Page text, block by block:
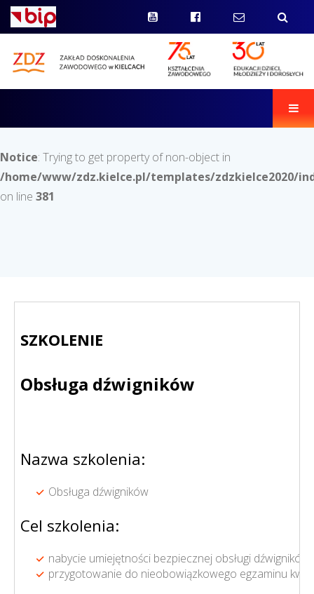
Notice: Trying to get property of non-object in
/home/www/zdz.kielce.pl/templates/zdzkielce2020/
on line 381
SZKOLENIE
Obsługa dźwigników
Nazwa szkolenia:
Obsługa dźwigników
Cel szkolenia:
nabycie umiejętności bezpiecznej obsługi
przygotowanie do nieobowiązkowego egzaminu